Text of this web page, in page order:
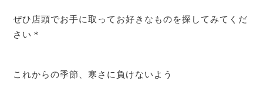
ぜひ店頭でお手に取ってお好きなものを探してみてくだ
さい＊
これからの季節、寒さに負けないよう